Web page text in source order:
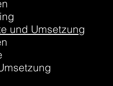
Umsetzung